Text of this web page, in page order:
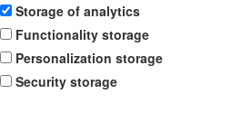
Storage of analytics
Functionality storage
Personalization storage
Security storage